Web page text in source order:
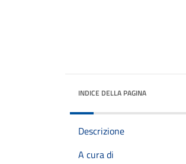
INDICE DELLA PAGINA
Descrizione
A cura di